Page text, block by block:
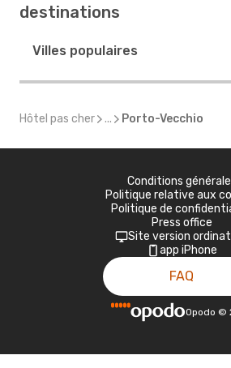
destinations
Villes populaires
Hôtel pas cher ... Porto-Vecchio
Conditions
Politique relative aux
Politique de
Press office
Site version
app iPhone
FAQ
Opodo ©